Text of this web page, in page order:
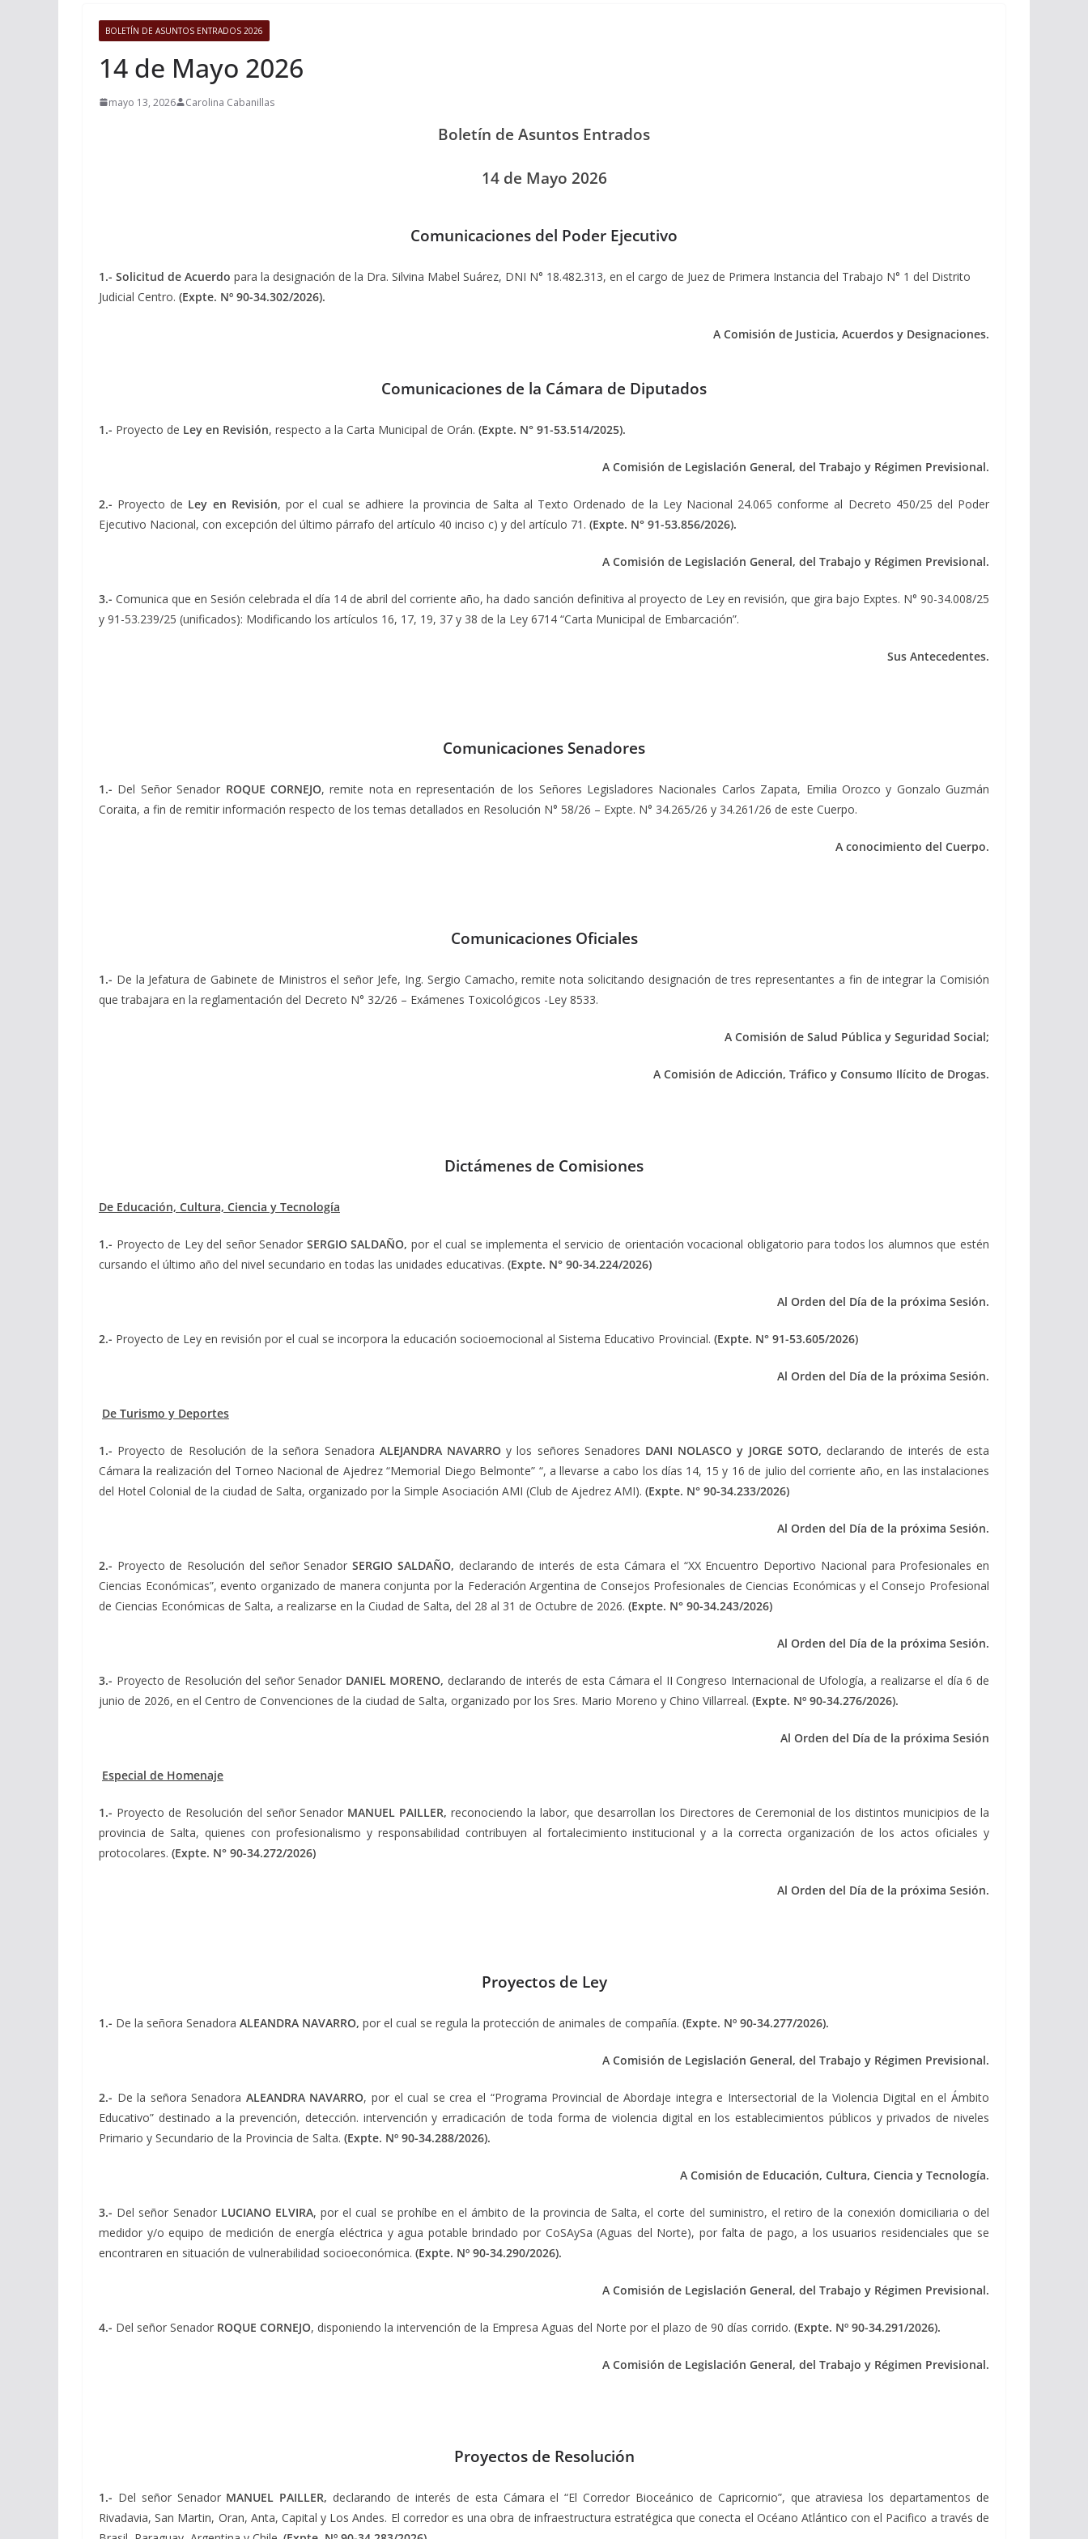
BOLETÍN DE ASUNTOS ENTRADOS 2026
14 de Mayo 2026
mayo 13, 2026 Carolina Cabanillas
Boletín de Asuntos Entrados
14 de Mayo 2026
Comunicaciones del Poder Ejecutivo
1.- Solicitud de Acuerdo para la designación de la Dra. Silvina Mabel Suárez, DNI N° 18.482.313, en el cargo de Juez de Primera Instancia del Trabajo N° 1 del Distrito
Judicial Centro. (Expte. Nº 90-34.302/2026).
A Comisión de Justicia, Acuerdos y Designaciones.
Comunicaciones de la Cámara de Diputados
1.- Proyecto de Ley en Revisión, respecto a la Carta Municipal de Orán. (Expte. N° 91-53.514/2025).
A Comisión de Legislación General, del Trabajo y Régimen Previsional.
2.- Proyecto de Ley en Revisión, por el cual se adhiere la provincia de Salta al Texto Ordenado de la Ley Nacional 24.065 conforme al Decreto 450/25 del Poder
Ejecutivo Nacional, con excepción del último párrafo del artículo 40 inciso c) y del artículo 71. (Expte. N° 91-53.856/2026).
A Comisión de Legislación General, del Trabajo y Régimen Previsional.
3.-Comunica que en Sesión celebrada el día 14 de abril del corriente año, ha dado sanción definitiva al proyecto de Ley en revisión, que gira bajo Exptes. N° 90-34.008/25
y 91-53.239/25 (unificados): Modificando los artículos 16, 17, 19, 37 y 38 de la Ley 6714 “Carta Municipal de Embarcación”.
Sus Antecedentes.
Comunicaciones Senadores
1.- Del Señor Senador ROQUE CORNEJO, remite nota en representación de los Señores Legisladores Nacionales Carlos Zapata, Emilia Orozco y Gonzalo Guzmán
Coraita, a fin de remitir información respecto de los temas detallados en Resolución N° 58/26 – Expte. N° 34.265/26 y 34.261/26 de este Cuerpo.
A conocimiento del Cuerpo.
Comunicaciones Oficiales
1.- De la Jefatura de Gabinete de Ministros el señor Jefe, Ing. Sergio Camacho, remite nota solicitando designación de tres representantes a fin de integrar la Comisión
que trabajara en la reglamentación del Decreto N° 32/26 – Exámenes Toxicológicos -Ley 8533.
A Comisión de Salud Pública y Seguridad Social;
A Comisión de Adicción, Tráfico y Consumo Ilícito de Drogas.
Dictámenes de Comisiones
De Educación, Cultura, Ciencia y Tecnología
1.- Proyecto de Ley del señor Senador SERGIO SALDAÑO,por el cual se implementa el servicio de orientación vocacional obligatorio para todos los alumnos que estén
cursando el último año del nivel secundario en todas las unidades educativas. (Expte. N° 90-34.224/2026)
Al Orden del Día de la próxima Sesión.
2.- Proyecto de Ley en revisión por el cual se incorpora la educación socioemocional al Sistema Educativo Provincial. (Expte. N° 91-53.605/2026)
Al Orden del Día de la próxima Sesión.
De Turismo y Deportes
1.- Proyecto de Resolución de la señora Senadora ALEJANDRA NAVARROy los señores Senadores DANI NOLASCO y JORGE SOTO, declarando de interés de esta
Cámara la realización del Torneo Nacional de Ajedrez “Memorial Diego Belmonte” “, a llevarse a cabo los días 14, 15 y 16 de julio del corriente año, en las instalaciones
del Hotel Colonial de la ciudad de Salta, organizado por la Simple Asociación AMI (Club de Ajedrez AMI). (Expte. N° 90-34.233/2026)
Al Orden del Día de la próxima Sesión.
2.- Proyecto de Resolución del señor SenadorSERGIO SALDAÑO, declarando de interés de esta Cámara el “XX Encuentro Deportivo Nacional para Profesionales en
Ciencias Económicas”, evento organizado de manera conjunta por la Federación Argentina de Consejos Profesionales de Ciencias Económicas y el Consejo Profesional
de Ciencias Económicas de Salta, a realizarse en la Ciudad de Salta, del 28 al 31 de Octubre de 2026. (Expte. N° 90-34.243/2026)
Al Orden del Día de la próxima Sesión.
3.- Proyecto de Resolución del señor Senador DANIEL MORENO, declarando de interés de esta Cámara el II Congreso Internacional de Ufología, a realizarse el día 6 de
junio de 2026, en el Centro de Convenciones de la ciudad de Salta, organizado por los Sres. Mario Moreno y Chino Villarreal. (Expte. Nº 90-34.276/2026).
Al Orden del Día de la próxima Sesión
Especial de Homenaje
1.- Proyecto de Resolución del señor Senador MANUEL PAILLER,reconociendo la labor, que desarrollan los Directores de Ceremonial de los distintos municipios de la
provincia de Salta, quienes con profesionalismo y responsabilidad contribuyen al fortalecimiento institucional y a la correcta organización de los actos oficiales y
protocolares. (Expte. N° 90-34.272/2026)
Al Orden del Día de la próxima Sesión.
Proyectos de Ley
1.- De la señora Senadora ALEANDRA NAVARRO, por el cual se regula la protección de animales de compañía. (Expte. Nº 90-34.277/2026).
A Comisión de Legislación General, del Trabajo y Régimen Previsional.
2.- De la señora Senadora ALEANDRA NAVARRO, por el cual se crea el “Programa Provincial de Abordaje integra e Intersectorial de la Violencia Digital en el Ámbito
Educativo” destinado a la prevención, detección. intervención y erradicación de toda forma de violencia digital en los establecimientos públicos y privados de niveles
Primario y Secundario de la Provincia de Salta. (Expte. Nº 90-34.288/2026).
A Comisión de Educación, Cultura, Ciencia y Tecnología.
3.- Del señor Senador LUCIANO ELVIRA, por el cual se prohíbe en el ámbito de la provincia de Salta, el corte del suministro, el retiro de la conexión domiciliaria o del
medidor y/o equipo de medición de energía eléctrica y agua potable brindado por CoSAySa (Aguas del Norte), por falta de pago, a los usuarios residenciales que se
encontraren en situación de vulnerabilidad socioeconómica. (Expte. Nº 90-34.290/2026).
A Comisión de Legislación General, del Trabajo y Régimen Previsional.
4.- Del señor Senador ROQUE CORNEJO, disponiendo la intervención de la Empresa Aguas del Norte por el plazo de 90 días corrido. (Expte. Nº 90-34.291/2026).
A Comisión de Legislación General, del Trabajo y Régimen Previsional.
Proyectos de Resolución
1.- Del señor Senador MANUEL PAILLER, declarando de interés de esta Cámara el “El Corredor Bioceánico de Capricornio”, que atraviesa los departamentos de
Rivadavia, San Martin, Oran, Anta, Capital y Los Andes. El corredor es una obra de infraestructura estratégica que conecta el Océano Atlántico con el Pacifico a través de